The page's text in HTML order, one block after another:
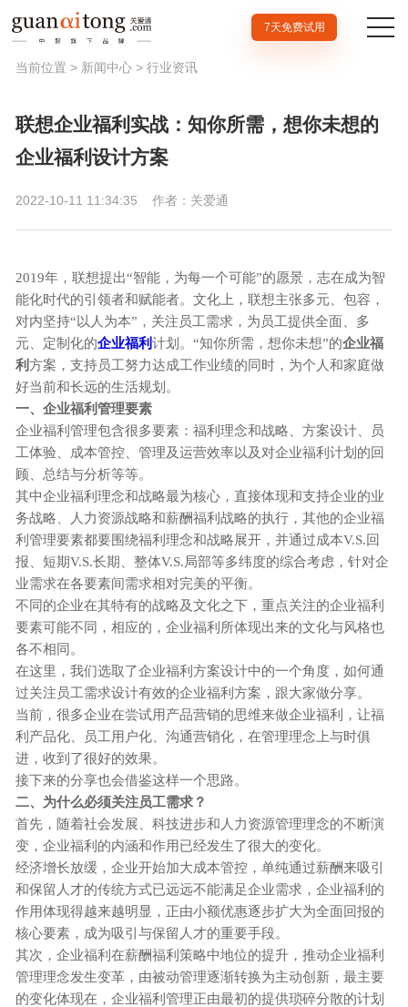
7天免费试用
当前位置 > 新闻中心 > 行业资讯
联想企业福利实战：知你所需，想你未想的
企业福利设计方案
2022-10-11 11:34:35 作者：关爱通
2019年，联想提出“智能，为每一个可能”的愿景，志在成为智
能化时代的引领者和赋能者。文化上，联想主张多元、包容，
对内坚持“以人为本”，关注员工需求，为员工提供全面、多
元、定制化的企业福利计划。“知你所需，想你未想”的企业福
利方案，支持员工努力达成工作业绩的同时，为个人和家庭做
好当前和长远的生活规划。
一、企业福利管理要素
企业福利管理包含很多要素：福利理念和战略、方案设计、员
工体验、成本管控、管理及运营效率以及对企业福利计划的回
顾、总结与分析等等。
其中企业福利理念和战略最为核心，直接体现和支持企业的业
务战略、人力资源战略和薪酬福利战略的执行，其他的企业福
利管理要素都要围绕福利理念和战略展开，并通过成本V.S.回
报、短期V.S.长期、整体V.S.局部等多纬度的综合考虑，针对企
业需求在各要素间需求相对完美的平衡。
不同的企业在其特有的战略及文化之下，重点关注的企业福利
要素可能不同，相应的， 企业福利所体现出来的文化与风格也
各不相同。
在这里，我们选取了企业福利方案设计中的一个角度，如何通
过关注员工需求设计有效的企业福利方案，跟大家做分享。
当前，很多企业在尝试用产品营销的思维来做企业福利，让福
利产品化、员工用户化、沟通营销化，在管理理念上与时俱
进，收到了很好的效果。
接下来的分享也会借鉴这样一个思路。
二、 为什么必须关注员工需求？
首先，随着社会发展、科技进步和人力资源管理理念的不断演
变， 企业福利的内涵和作用已经发生了很大的变化。
经济增长放缓，企业开始加大成本管控，单纯通过薪酬来吸引
和保留人才的传统方式已远远不能满足企业需求， 企业福利的
作用体现得越来越明显，正由小额优惠逐步扩大为全面回报的
核心要素，成为吸引与保留人才的重要手段。
其次， 企业福利在薪酬福利策略中地位的提升，推动企业福利
管理理念发生变革，由被动管理逐渐转换为主动创新，最主要
的变化体现在， 企业福利管理正由最初的提供琐碎分散的计划